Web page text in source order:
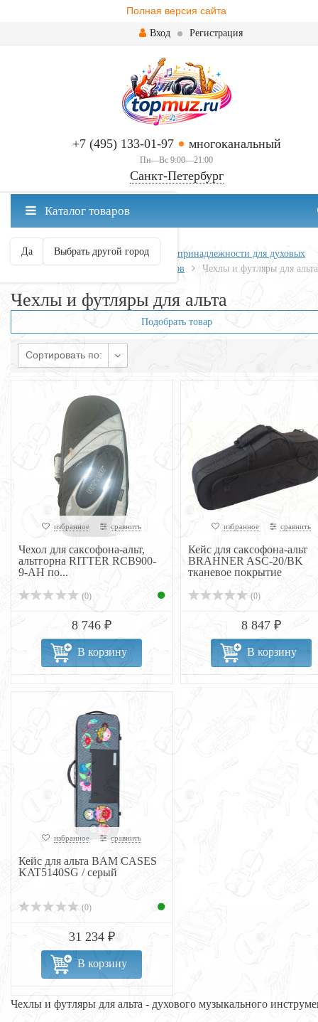
Полная версия сайта
Вход Регистрация
+7 (495) 133-01-97 многоканальный
Пн—Вс 9:00—21:00
Санкт-Петербург
Санкт-Петербург ваш город?
Да Выбрать другой город
Каталог товаров
Главная Духовые
Аксессуары и принадлежности для духовых
Футляры для духовых инструментов
​Чехлы и футляры для альта
​Чехлы и футляры для альта
Подобрать товар
Сортировать по:
избранное сравнить
Чехол для саксофона-альт,
альтгорна RITTER RCB900-
9-АН по...
(0)
8 746 ₽
В корзину
избранное сравнить
Кейс для саксофона-альт
BRAHNER ASC-20/BK
тканевое покрытие
(0)
8 847 ₽
В корзину
избранное сравнить
Кейс для альта BAM CASES
KAT5140SG / серый
(0)
31 234 ₽
В корзину
Чехлы и футляры для альта - духового музыкального